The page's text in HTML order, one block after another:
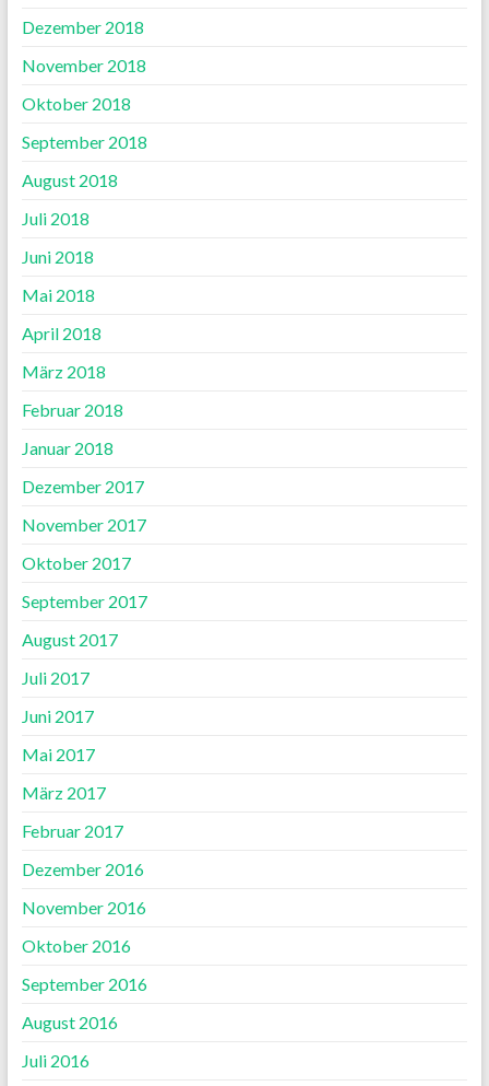
Dezember 2018
November 2018
Oktober 2018
September 2018
August 2018
Juli 2018
Juni 2018
Mai 2018
April 2018
März 2018
Februar 2018
Januar 2018
Dezember 2017
November 2017
Oktober 2017
September 2017
August 2017
Juli 2017
Juni 2017
Mai 2017
März 2017
Februar 2017
Dezember 2016
November 2016
Oktober 2016
September 2016
August 2016
Juli 2016